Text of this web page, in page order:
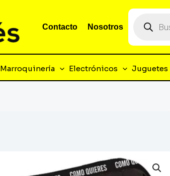
Contacto Nosotros
productos
Marroquinería Electrónicos Juguetes